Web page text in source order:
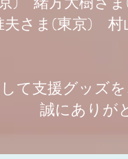
さま(東京) 村
て支援グッズ
誠にありが